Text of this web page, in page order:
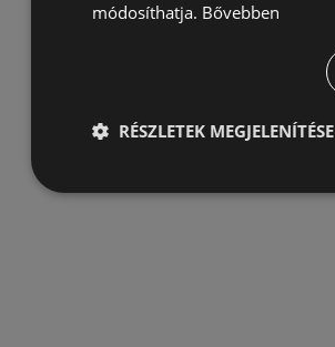
módosíthatja. Bővebben
RÉSZLETEK MEGJELENÍTÉSE